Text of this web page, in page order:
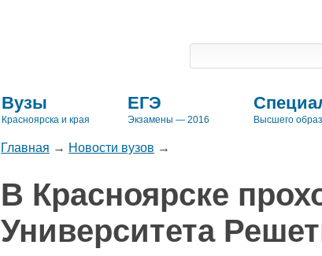
Вузы
Красноярска и края
ЕГЭ
Экзамены — 2016 Высшего
Главная → Новости вузов →
В Красноярске
Университета